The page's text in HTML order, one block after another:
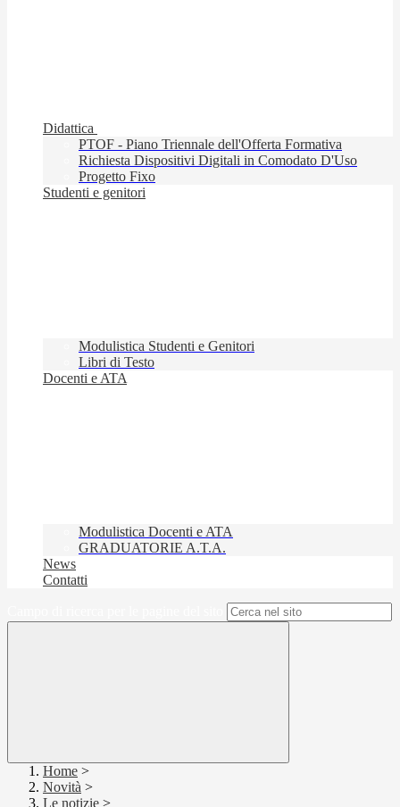
Didattica
PTOF - Piano Triennale dell'Offerta Formativa
Richiesta Dispositivi Digitali in Comodato D'Uso
Progetto Fixo
Studenti e genitori
Modulistica Studenti e Genitori
Libri di Testo
Docenti e ATA
Modulistica Docenti e ATA
GRADUATORIE A.T.A.
News
Contatti
Home >
Novità >
Le notizie >